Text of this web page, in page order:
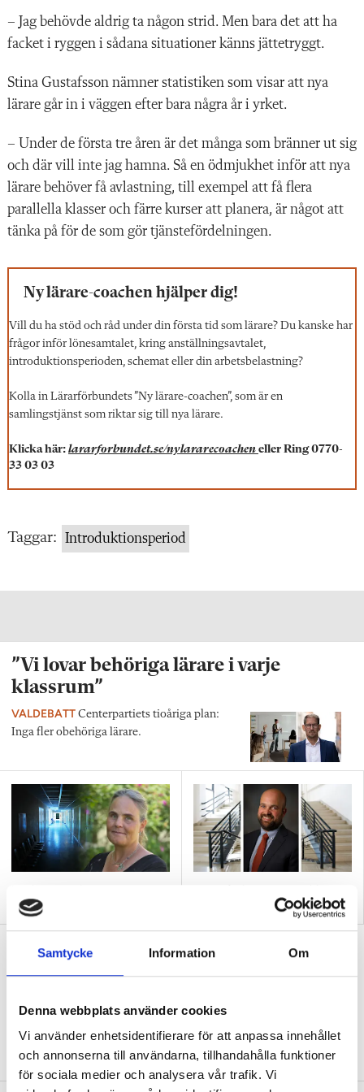
Samtycke Information Om
Denna webbplats använder cookies
Vi använder enhetsidentifierare för att anpassa innehållet
och annonserna till användarna, tillhandahålla funktioner
för sociala medier och analysera vår trafik. Vi
– Jag behövde aldrig ta någon strid. Men bara det att ha
facket i ryggen i sådana situationer känns jättetryggt.
Stina Gustafsson nämner statistiken som visar att nya
lärare går in i väggen efter bara några år i yrket.
– Under de första tre åren är det många som bränner ut sig
och där vill inte jag hamna. Så en ödmjukhet inför att nya
lärare behöver få avlastning, till exempel att få flera
parallella klasser och färre kurser att planera, är något att
tänka på för de som gör tjänstefördelningen.
Ny lärare-coachen hjälper dig!
Vill du ha stöd och råd under din första tid som lärare? Du kanske har
frågor inför lönesamtalet, kring anställningsavtalet,
introduktionsperioden, schemat eller din arbetsbelastning?
Kolla in Lärarförbundets ”Ny lärare-coachen”, som är en
samlingstjänst som riktar sig till nya lärare.
Klicka här: lararforbundet.se/nylararecoachen eller Ring 0770-
33 03 03
Taggar: Introduktionsperiod
”Vi lovar behöriga lärare i varje
klassrum”
VALDEBATT Centerpartiets tioåriga plan:
Inga fler obehöriga lärare.
pyramid i skolan”
tydligt i trappan”
”Vad ska vår tid räcka till på
förskolan?”
damma, snygga upp i hallen, svara i telefon
eller ska jag vara närvarande tillsammans
med barnen?”